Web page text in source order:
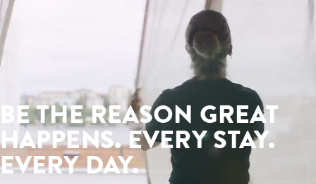
BE THE REASON GREAT
HAPPENS. EVERY STAY.
EVERY DAY.
EN OMTÄNKSAM ARBETSPLATS
Stark satsning på social och miljömässig hållbarhet.
En inkluderande, säker och tillgänglig arbetsplats med
Engagemang i samhället genom partnerskap och
FANTASTISKA HOTELLUPPLEVELSER,
Medarbetarpriser på hotellvistelser, mat & dryck.*
Bra partnererbjudanden på resor och mycket mer